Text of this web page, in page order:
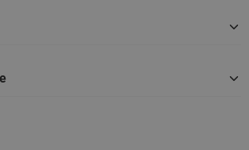
еще больше увеличить
ΔT: с